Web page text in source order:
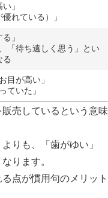
」
れている）」
」
「待ち遠しく思う」とい
る
目が高い」
ていた」
売しているという意味
りも、「歯がゆい」
ります。
点が慣用句のメリット